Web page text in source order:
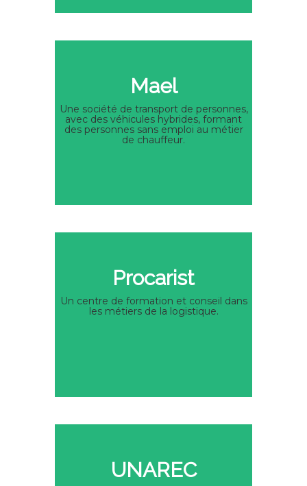
Mael
Une société de transport de personnes,
avec des véhicules hybrides, formant
des personnes sans emploi au métier
de chauffeur.
Procarist
Un centre de formation et conseil dans
les métiers de la logistique.
UNAREC